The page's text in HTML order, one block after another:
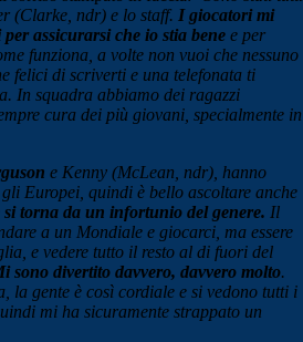
(Clarke, ndr) e lo staff. I giocatori mi
assicurarsi che io stia bene e per
funziona, a volte non vuoi che nessuno
felici di scriverti e una telefonata ti
In squadra abbiamo dei ragazzi
cura dei più giovani, specialmente in
e Kenny (McLean, ndr), hanno
Europei, quindi è bello ascoltare anche
si torna da un infortunio del genere. Il
a un Mondiale e giocarci, ma essere
e vedere tutto il resto al di fuori del
sono divertito davvero, davvero molto.
la gente è così cordiale e si vedono tutti i
mi ha sicuramente strappato un